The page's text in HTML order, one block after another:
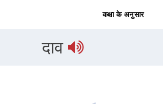
कक्षा के अनुसार
दाव